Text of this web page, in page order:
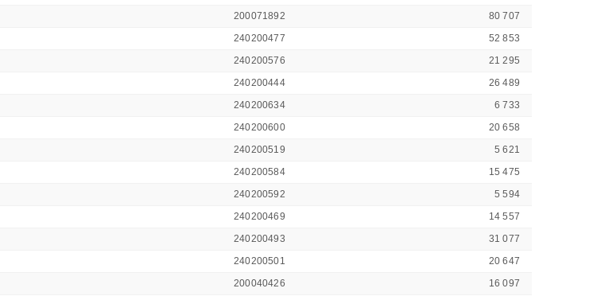
200071892
80 707
240200477
52 853
240200576
21 295
240200444
26 489
240200634
6 733
240200600
20 658
240200519
5 621
240200584
15 475
240200592
5 594
240200469
14 557
240200493
31 077
240200501
20 647
200040426
16 097